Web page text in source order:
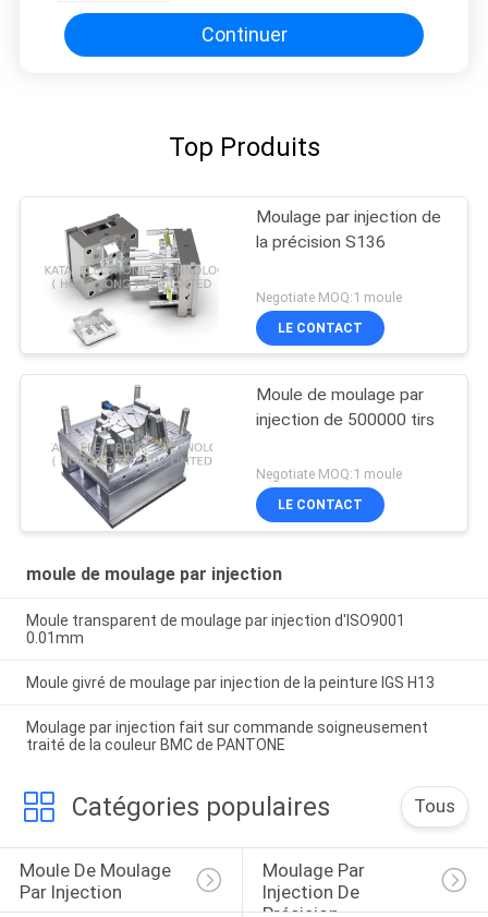
Continuer
Top Produits
Moulage par injection de
la précision S136
Negotiate MOQ:1 moule
LE CONTACT
Moule de moulage par
injection de 500000 tirs
Negotiate MOQ:1 moule
LE CONTACT
moule de moulage par injection
Moule transparent de moulage par injection d'ISO9001
0.01mm
Moule givré de moulage par injection de la peinture IGS H13
Moulage par injection fait sur commande soigneusement
traité de la couleur BMC de PANTONE
Catégories populaires Tous
Moule De Moulage
Par Injection
Moulage Par
Injection De